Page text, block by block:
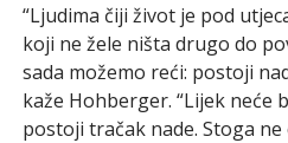
“Ljudima čiji život je pod
koji ne žele ništa drugo do
sada možemo reći: postoji
kaže Hohberger. “Lijek neće
postoji tračak nade. Stoga ne